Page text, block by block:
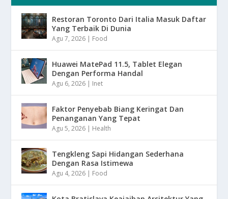
Restoran Toronto Dari Italia Masuk Daftar
Yang Terbaik Di Dunia
Agu 7, 2026 | Food
Huawei MatePad 11.5, Tablet Elegan
Dengan Performa Handal
Agu 6, 2026 | Inet
Faktor Penyebab Biang Keringat Dan
Penanganan Yang Tepat
Agu 5, 2026 | Health
Tengkleng Sapi Hidangan Sederhana
Dengan Rasa Istimewa
Agu 4, 2026 | Food